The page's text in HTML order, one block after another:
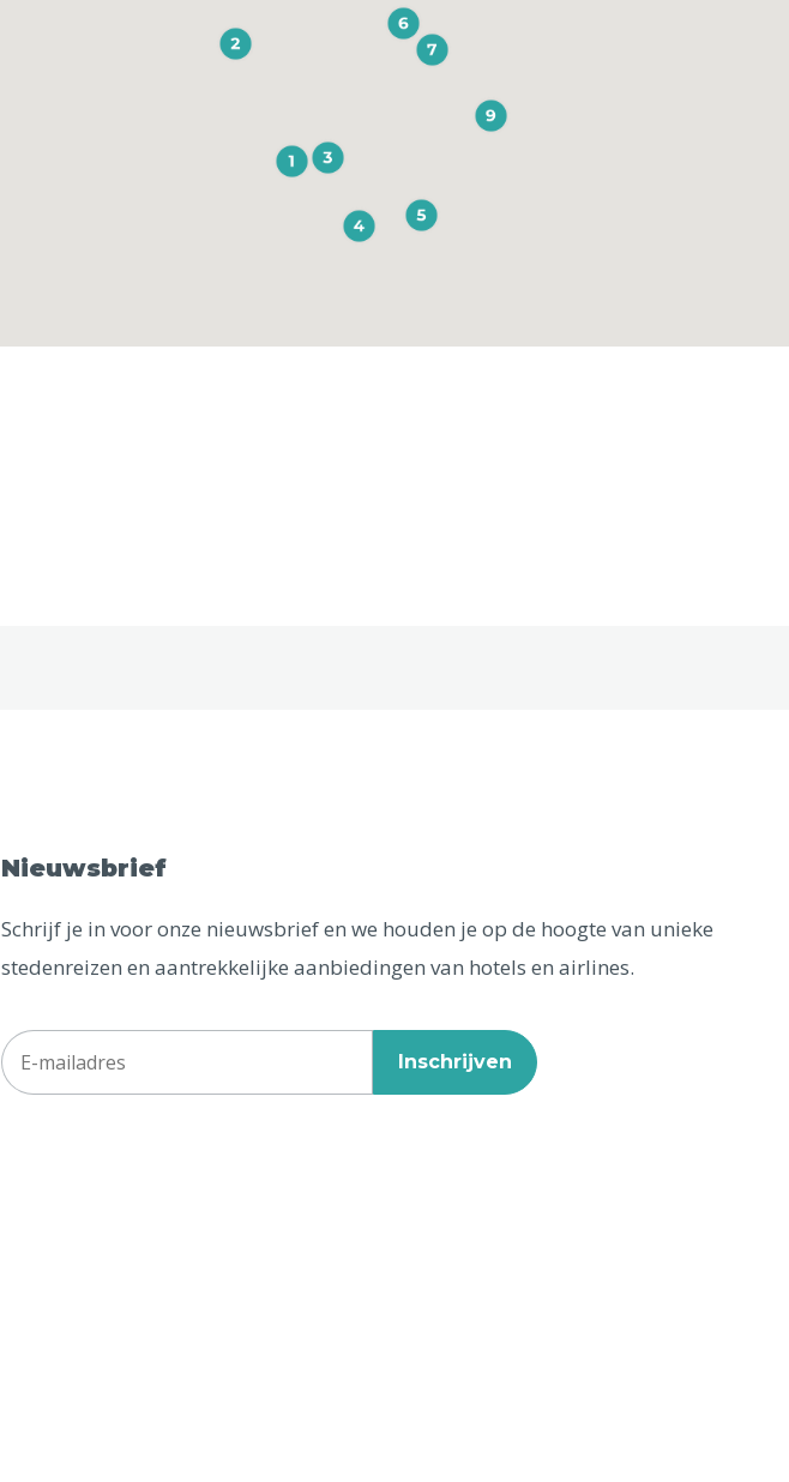
Nieuwsbrief
Schrijf je in voor onze nieuwsbrief en we houden je op de hoogte van unieke
stedenreizen en aantrekkelijke aanbiedingen van hotels en airlines.
Inschrijven